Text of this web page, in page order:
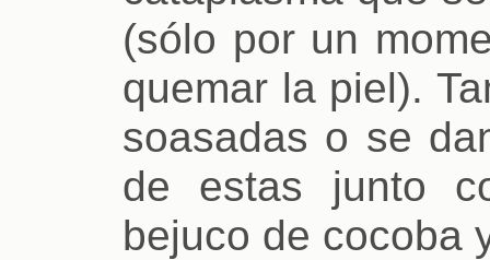
(sólo por un
quemar la piel).
soasadas o se
de estas junto
bejuco de cocoba